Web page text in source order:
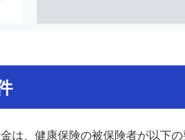
は、健康保険の被保険者が以下